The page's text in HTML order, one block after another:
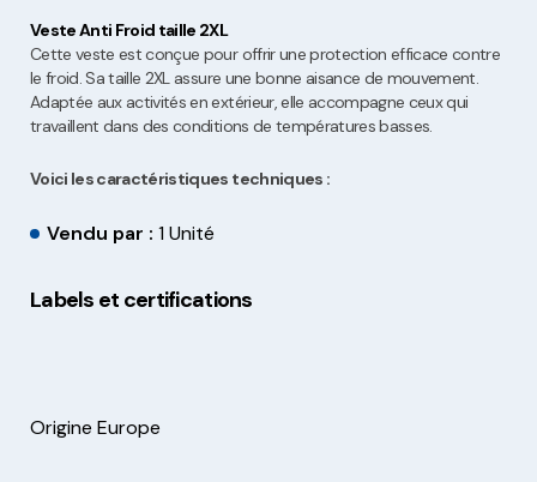
Veste Anti Froid taille 2XL
Cette veste est conçue pour offrir une protection efficace contre
le froid. Sa taille 2XL assure une bonne aisance de mouvement.
Adaptée aux activités en extérieur, elle accompagne ceux qui
travaillent dans des conditions de températures basses.
Voici les caractéristiques techniques :
Vendu par : 1 Unité
Labels et certifications
Origine Europe